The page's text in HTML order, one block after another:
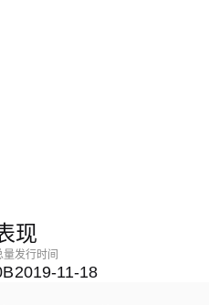
现
量发行时间
2019-11-18